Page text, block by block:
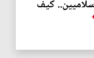
كيف